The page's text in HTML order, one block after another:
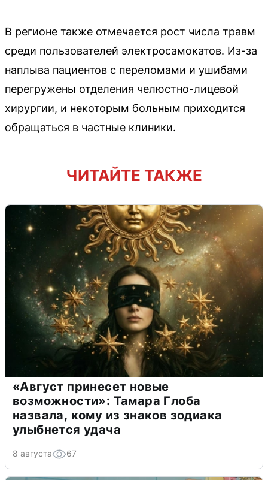
В регионе также отмечается рост числа травм
среди пользователей электросамокатов. Из-за
наплыва пациентов с переломами и ушибами
перегружены отделения челюстно-лицевой
хирургии, и некоторым больным приходится
обращаться в частные клиники.
ЧИТАЙТЕ ТАКЖЕ
«Август принесет новые
возможности»: Тамара Глоба
назвала, кому из знаков зодиака
улыбнется удача
8 августа 67